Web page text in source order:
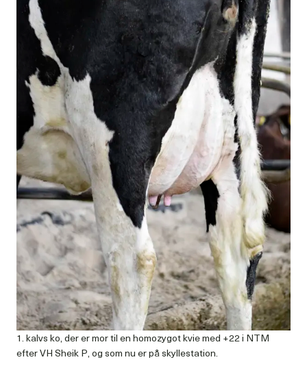
1. kalvs ko, der er mor til en homozygot kvie med +22 i NTM
efter VH Sheik P, og som nu er på skyllestation.